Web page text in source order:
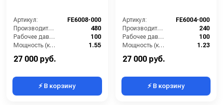
Артикул:
FE6008-000
Производительность (л/ч):
480
Рабочее давление (бар):
100
Мощность (кВт):
1.55
27 000 руб.
⚡ В корзину
Артикул:
FE6004-000
Производительность (л/ч):
240
Рабочее давление (бар):
100
Мощность (кВт):
1.23
27 000 руб.
⚡ В корзину